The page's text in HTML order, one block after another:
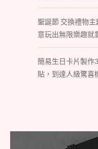
聖誕節 交換禮物主
意玩出無限樂趣就
簡易生日卡片製作
貼，到達人級驚喜